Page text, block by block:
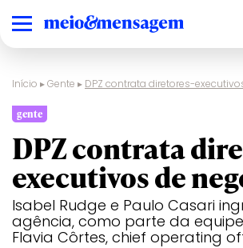
Início ▸Gente ▸ DPZ contrata diretores-
gente
DPZ contrata
executivos de
Isabel Rudge e Paulo Casari
agência, como parte da
Flavia Côrtes, chief operating